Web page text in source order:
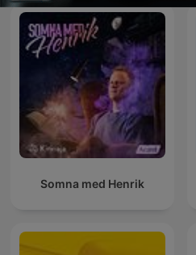
Somna med Henrik